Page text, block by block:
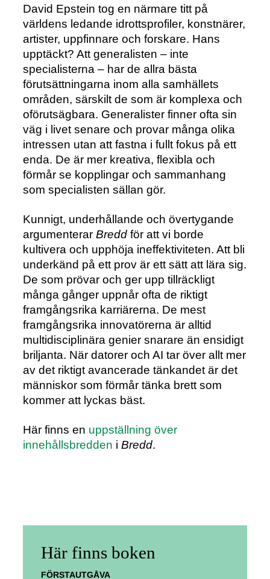
David Epstein tog en närmare titt på
världens ledande idrottsprofiler, konstnärer,
artister, uppfinnare och forskare. Hans
upptäckt? Att generalisten – inte
specialisterna – har de allra bästa
förutsättningarna inom alla samhällets
områden, särskilt de som är komplexa och
oförutsägbara. Generalister finner ofta sin
väg i livet senare och provar många olika
intressen utan att fastna i fullt fokus på ett
enda. De är mer kreativa, flexibla och
förmår se kopplingar och sammanhang
som specialisten sällan gör.
Kunnigt, underhållande och övertygande
argumenterar Bredd för att vi borde
kultivera och upphöja ineffektiviteten. Att bli
underkänd på ett prov är ett sätt att lära sig.
De som prövar och ger upp tillräckligt
många gånger uppnår ofta de riktigt
framgångsrika karriärerna. De mest
framgångsrika innovatörerna är alltid
multidisciplinära genier snarare än ensidigt
briljanta. När datorer och AI tar över allt mer
av det riktigt avancerade tänkandet är det
människor som förmår tänka brett som
kommer att lyckas bäst.
Här finns en uppställning över
innehållsbredden i Bredd.
Här finns boken
FÖRSTAUTGÅVA